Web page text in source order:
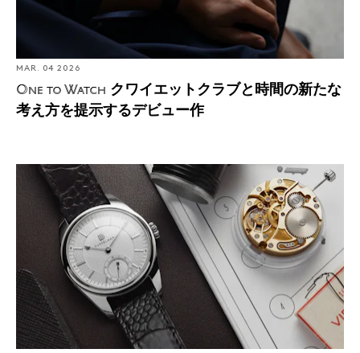
MAR. 04 2026
One to Watch クワイエットクラブと時間の新たな
考え方を提示するデビュー作
アンネリンデ・ダンセルマンと“ブラックチューリッ
プ”―異彩を放つオランダの新星